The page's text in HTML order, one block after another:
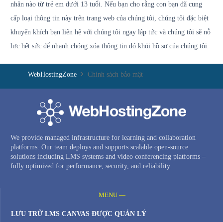
nhân nào từ trẻ em dưới 13 tuổi. Nếu bạn cho rằng con bạn đã cung
cấp loại thông tin này trên trang web của chúng tôi, chúng tôi đặc biệt
khuyến khích bạn liên hệ với chúng tôi ngay lập tức và chúng tôi sẽ nỗ
lực hết sức để nhanh chóng xóa thông tin đó khỏi hồ sơ của chúng tôi.
WebHostingZone Chính sách bảo mật
We provide managed infrastructure for learning and collaboration
platforms. Our team deploys and supports scalable open-source
solutions including LMS systems and video conferencing platforms –
fully optimized for performance, security, and reliability.
MENU —
LƯU TRỮ LMS CANVAS ĐƯỢC QUẢN LÝ